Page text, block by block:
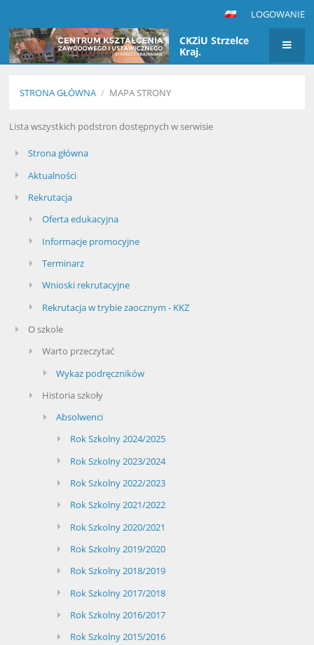
LOGOWANIE
CKZiU Strzelce
Kraj.
STRONA GŁÓWNA / MAPA STRONY
Mapa
strony
Lista wszystkich podstron dostępnych w serwisie
Strona główna
Aktualności
Rekrutacja
Oferta edukacyjna
Informacje promocyjne
Terminarz
Wnioski rekrutacyjne
Rekrutacja w trybie zaocznym - KKZ
O szkole
Warto przeczytać
Wykaz podręczników
Historia szkoły
Absolwenci
Rok Szkolny 2024/2025
Rok Szkolny 2023/2024
Rok Szkolny 2022/2023
Rok Szkolny 2021/2022
Rok Szkolny 2020/2021
Rok Szkolny 2019/2020
Rok Szkolny 2018/2019
Rok Szkolny 2017/2018
Rok Szkolny 2016/2017
Rok Szkolny 2015/2016